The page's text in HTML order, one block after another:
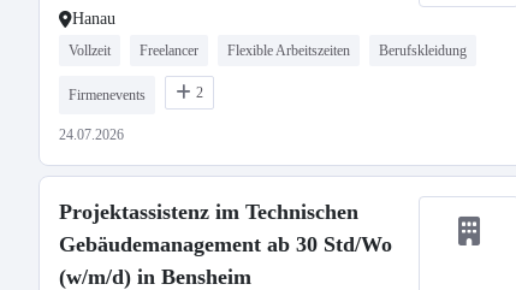
Hanau
Vollzeit Freelancer Flexible Arbeitszeiten Berufskleidung
Firmenevents 2
24.07.2026
Projektassistenz im Technischen
Gebäudemanagement ab 30 Std/Wo
(w/m/d) in Bensheim